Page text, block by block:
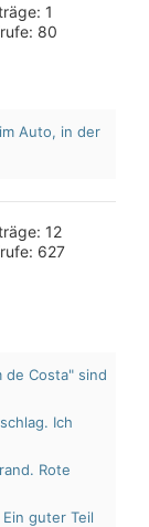
1
80
Auto, in der
12
627
de Costa" sind
Ich
Rote
guter Teil